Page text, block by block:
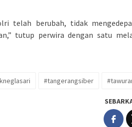
telah berubah, tidak
tutup perwira dengan satu
#tangerangsiber